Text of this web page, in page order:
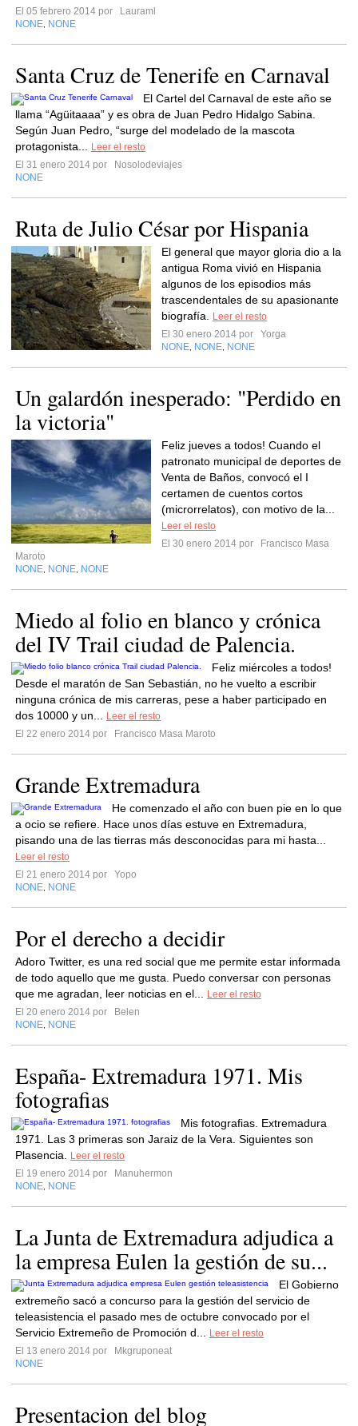
El 05 febrero 2014 por
Lauraml
NONE NONE
Santa Cruz de Tenerife en Carnaval
El Cartel del Carnaval de este año se
llama “Agüitaaaa” y es obra de Juan Pedro Hidalgo Sabina.
Según Juan Pedro, “surge del modelado de la mascota
protagonista...
Leer el resto
El 31 enero 2014 por
Nosolodeviajes
NONE
Ruta de Julio César por Hispania
El general que mayor gloria dio a la
antigua Roma vivió en Hispania
algunos de los episodios más
trascendentales de su apasionante
biografía.
Leer el resto
El 30 enero 2014 por
Yorga
NONE NONE NONE
Un galardón inesperado: "Perdido en
la victoria"
Feliz jueves a todos! Cuando el
patronato municipal de deportes de
Venta de Baños, convocó el I
certamen de cuentos cortos
(microrrelatos), con motivo de la...
Leer el resto
El 30 enero 2014 por
Francisco Masa
Maroto
NONE NONE NONE
Miedo al folio en blanco y crónica
del IV Trail ciudad de Palencia.
Feliz miércoles a todos!
Desde el maratón de San Sebastián, no he vuelto a escribir
ninguna crónica de mis carreras, pese a haber participado en
dos 10000 y un...
Leer el resto
El 22 enero 2014 por
Francisco Masa Maroto
Grande Extremadura
He comenzado el año con buen pie en lo que
a ocio se refiere. Hace unos días estuve en Extremadura,
pisando una de las tierras más desconocidas para mi hasta...
Leer el resto
El 21 enero 2014 por
Yopo
NONE NONE
Por el derecho a decidir
Adoro Twitter, es una red social que me permite estar informada
de todo aquello que me gusta. Puedo conversar con personas
que me agradan, leer noticias en el...
Leer el resto
El 20 enero 2014 por
Belen
NONE NONE
España- Extremadura 1971. Mis
fotografias
Mis fotografias. Extremadura
1971. Las 3 primeras son Jaraiz de la Vera. Siguientes son
Plasencia.
Leer el resto
El 19 enero 2014 por
Manuhermon
NONE NONE
La Junta de Extremadura adjudica a
la empresa Eulen la gestión de su...
El Gobierno
extremeño sacó a concurso para la gestión del servicio de
teleasistencia el pasado mes de octubre convocado por el
Servicio Extremeño de Promoción d...
Leer el resto
El 13 enero 2014 por
Mkgruponeat
NONE
Presentacion del blog